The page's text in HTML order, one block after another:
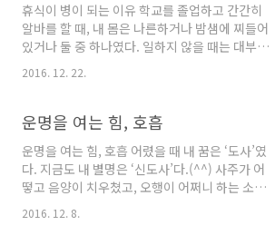
휴식이 병이 되는 이유 학교를 졸업하고 간간히
알바를 할 때, 내 몸은 나른하거나 밤샘에 찌들어
있거나 둘 중 하나였다. 일하지 않을 때는 대부분
잠을 자거나 깨어 있어도 집에서 아무것도 하지
않을 때가 많았다. 그런데 잠을 아무리 자도 늘 기
단 말을 달고 살았다. 그러다가 갑작스럽게 일이
생기면 무조건 일을 했다. 늦은 밤 일이 끝나야 겨
우 김밥천국에서 해장국으로 배를 채우는 등 식
생활이 불규칙했다. 잘 먹고 푹 자는데 몸은 늘 무
겁고 피곤했다. 왜 그런 걸까? 딱히 몸에 이상이
있는 것도 아니었다. 오랫동안 그 이유는 알 수 없
2016. 12. 22.
운명을 여는 힘, 호흡
운명을 여는 힘, 호흡 어렸을 때 내 꿈은 ‘도사’였
다. 지금도 내 별명은 ‘신도사’다.(^^) 사주가 어
떻고 음양이 치우쳤고, 오행이 어쩌니 하는 소리
를 하니까 얻은 별명이다. 도사의 꿈은 이루지 못
했지만 도사라는 별명이 싫지 않다. 어렸을 적부
2016. 12. 8.